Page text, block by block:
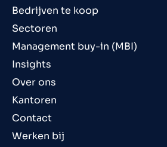
Bedrijven te koop
Sectoren
Management buy-in (MBI)
Insights
Over ons
Kantoren
Contact
Werken bij